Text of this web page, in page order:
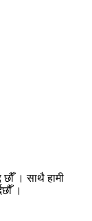
छौँ । साथै हामी
।